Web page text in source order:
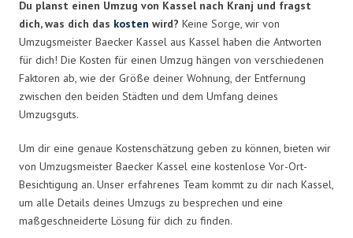
Du planst einen Umzug von Kassel nach Kranj und fragst
dich, was dich das kosten wird? Keine Sorge, wir von
Umzugsmeister Baecker Kassel aus Kassel haben die Antworten
für dich! Die Kosten für einen Umzug hängen von verschiedenen
Faktoren ab, wie der Größe deiner Wohnung, der Entfernung
zwischen den beiden Städten und dem Umfang deines
Umzugsguts.
Um dir eine genaue Kostenschätzung geben zu können, bieten wir
von Umzugsmeister Baecker Kassel eine kostenlose Vor-Ort-
Besichtigung an. Unser erfahrenes Team kommt zu dir nach Kassel,
um alle Details deines Umzugs zu besprechen und eine
maßgeschneiderte Lösung für dich zu finden.